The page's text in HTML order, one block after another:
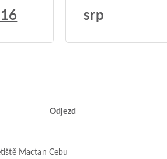
srp
Odjezd
Mactan Cebu